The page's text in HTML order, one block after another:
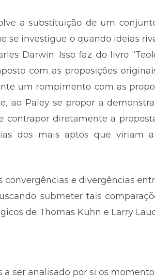
a substituição de um
se investigue o quando ideias
Darwin. Isso faz do livro
com as proposições
um rompimento com as
ao Paley se propor a
contrapor diretamente a
dos mais aptos que viriam
e divergências
submeter tais
de Thomas Kuhn e Larry
ser analisado por si os